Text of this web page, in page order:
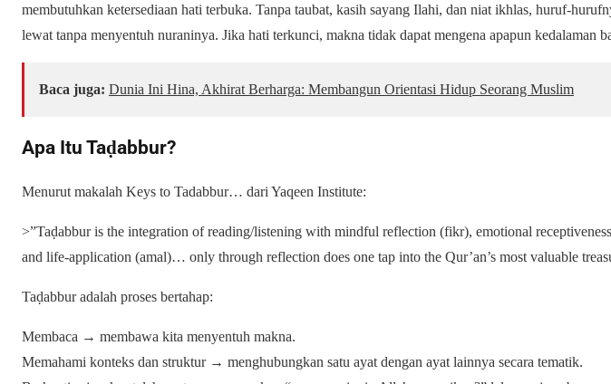
membutuhkan ketersediaan hati terbuka. Tanpa taubat, kasih sayang Ilahi, dan niat ikhlas, huruf-
lewat tanpa menyentuh nuraninya. Jika hati terkunci, makna tidak dapat mengena apapun kedalaman
Baca juga: Dunia Ini Hina, Akhirat Berharga: Membangun Orientasi Hidup Seorang Muslim
Apa Itu Taḍabbur?
Menurut makalah Keys to Tadabbur… dari Yaqeen Institute:
>”Taḍabbur is the integration of reading/listening with mindful reflection (fikr), emotional
and life‑application (amal)… only through reflection does one tap into the Qur’an’s most valuable
Taḍabbur adalah proses bertahap:
Membaca → membawa kita menyentuh makna.
Memahami konteks dan struktur → menghubungkan satu ayat dengan ayat lainnya secara tematik.